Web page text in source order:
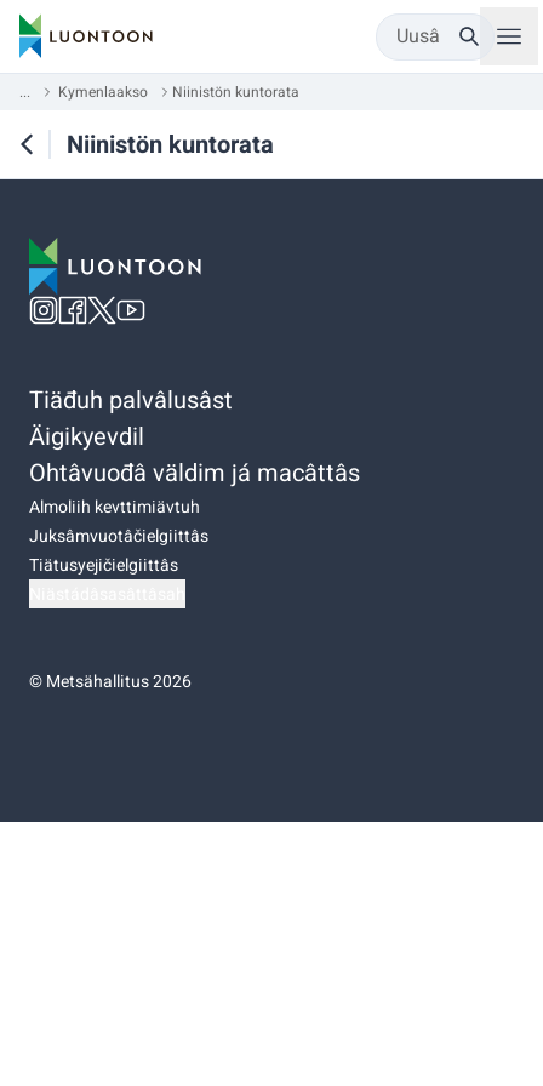
Uusâ
... Kymenlaakso Niinistön kuntorata
Niinistön kuntorata
Tiäđuh palvâlusâst
Äigikyevdil
Ohtâvuođâ väldim já macâttâs
Almoliih kevttimiävtuh
Juksâmvuotâčielgiittâs
Tiätusyejičielgiittâs
©Metsähallitus 2026